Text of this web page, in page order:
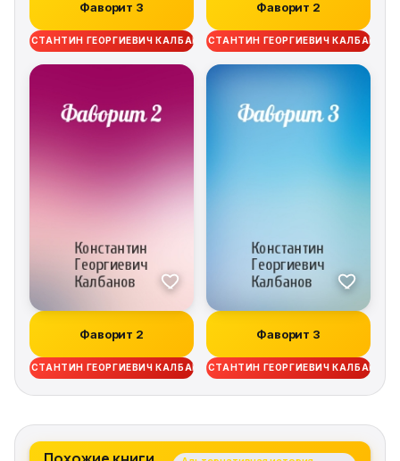
Фаворит 3
КОНСТАНТИН ГЕОРГИЕВИЧ КАЛБАНОВ
Фаворит 2
КОНСТАНТИН ГЕОРГИЕВИЧ КАЛБАНОВ
Фаворит 2
КОНСТАНТИН ГЕОРГИЕВИЧ КАЛБАНОВ
Фаворит 3
КОНСТАНТИН ГЕОРГИЕВИЧ КАЛБАНОВ